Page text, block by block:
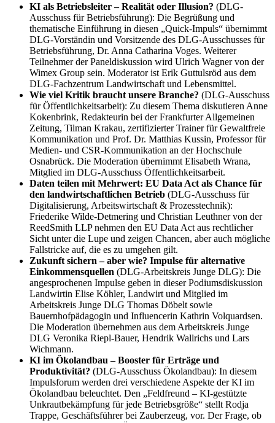
KI als Betriebsleiter – Realität oder Illusion? (DLG-
Ausschuss für Betriebsführung): Die Begrüßung und
thematische Einführung in diesen „Quick-Impuls“ übernimmt
DLG-Vorständin und Vorsitzende des DLG-Ausschusses für
Betriebsführung, Dr. Anna Catharina Voges. Weiterer
Teilnehmer der Paneldiskussion wird Ulrich Wagner von der
Wimex Group sein. Moderator ist Erik Guttulsröd aus dem
DLG-Fachzentrum Landwirtschaft und Lebensmittel.
Wie viel Kritik braucht unsere Branche? (DLG-Ausschuss
für Öffentlichkeitsarbeit): Zu diesem Thema diskutieren Anne
Kokenbrink, Redakteurin bei der Frankfurter Allgemeinen
Zeitung, Tilman Krakau, zertifizierter Trainer für Gewaltfreie
Kommunikation und Prof. Dr. Matthias Kussin, Professor für
Medien- und CSR-Kommunikation an der Hochschule
Osnabrück. Die Moderation übernimmt Elisabeth Wrana,
Mitglied im DLG-Ausschuss Öffentlichkeitsarbeit.
Daten teilen mit Mehrwert: EU Data Act als Chance für
den landwirtschaftlichen Betrieb (DLG-Ausschuss für
Digitalisierung, Arbeitswirtschaft & Prozesstechnik):
Friederike Wilde-Detmering und Christian Leuthner von der
ReedSmith LLP nehmen den EU Data Act aus rechtlicher
Sicht unter die Lupe und zeigen Chancen, aber auch mögliche
Fallstricke auf, die es zu umgehen gilt.
Zukunft sichern – aber wie? Impulse für alternative
Einkommensquellen (DLG-Arbeitskreis Junge DLG): Die
angesprochenen Impulse geben in dieser Podiumsdiskussion
Landwirtin Elise Köhler, Landwirt und Mitglied im
Arbeitskreis Junge DLG Thomas Döbelt sowie
Bauernhofpädagogin und Influencerin Kathrin Volquardsen.
Die Moderation übernehmen aus dem Arbeitskreis Junge
DLG Veronika Riepl-Bauer, Hendrik Wallrichs und Lars
Wichmann.
KI im Ökolandbau – Booster für Erträge und
Produktivität? (DLG-Ausschuss Ökolandbau): In diesem
Impulsforum werden drei verschiedene Aspekte der KI im
Ökolandbau beleuchtet. Den „Feldfreund – KI-gestützte
Unkrautbekämpfung für jede Betriebsgröße“ stellt Rodja
Trappe, Geschäftsführer bei Zauberzeug, vor. Der Frage, ob